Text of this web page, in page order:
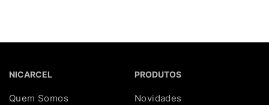
NICARCEL
Quem Somos
PRODUTOS
Novidades